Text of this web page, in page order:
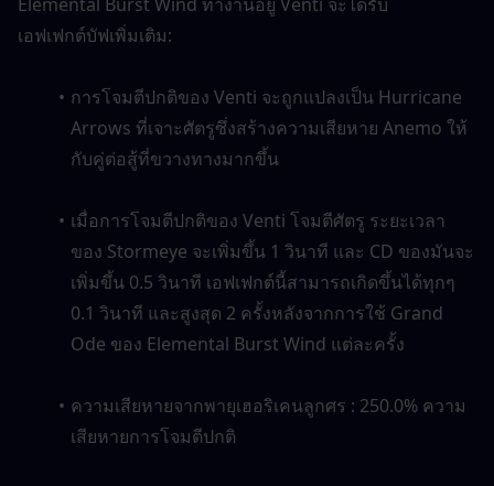
Elemental Burst Wind ทำงานอยู่ Venti จะได้รับ
เอฟเฟกต์บัฟเพิ่มเติม:
การโจมตีปกติของ Venti จะถูกแปลงเป็น Hurricane
Arrows ที่เจาะศัตรูซึ่งสร้างความเสียหาย Anemo ให้
กับคู่ต่อสู้ที่ขวางทางมากขึ้น
เมื่อการโจมตีปกติของ Venti โจมตีศัตรู ระยะเวลา
ของ Stormeye จะเพิ่มขึ้น 1 วินาที และ CD ของมันจะ
เพิ่มขึ้น 0.5 วินาที เอฟเฟกต์นี้สามารถเกิดขึ้นได้ทุกๆ
0.1 วินาที และสูงสุด 2 ครั้งหลังจากการใช้ Grand
Ode ของ Elemental Burst Wind แต่ละครั้ง
ความเสียหายจากพายุเฮอริเคนลูกศร : 250.0% ความ
เสียหายการโจมตีปกติ